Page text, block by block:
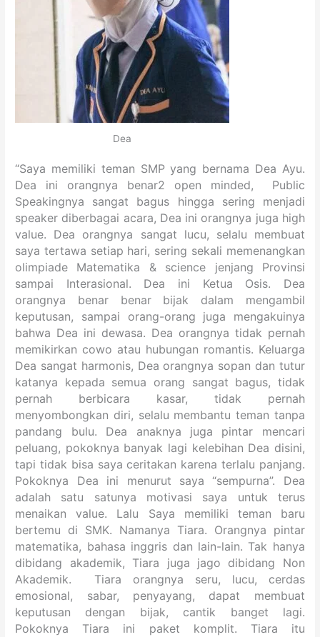
Dea
“Saya memiliki teman SMP yang bernama Dea Ayu.
Dea ini orangnya benar2 open minded, Public
Speakingnya sangat bagus hingga sering menjadi
speaker diberbagai acara, Dea ini orangnya juga high
value. Dea orangnya sangat lucu, selalu membuat
saya tertawa setiap hari, sering sekali memenangkan
olimpiade Matematika & science jenjang Provinsi
sampai Interasional. Dea ini Ketua Osis. Dea
orangnya benar benar bijak dalam mengambil
keputusan, sampai orang-orang juga mengakuinya
bahwa Dea ini dewasa. Dea orangnya tidak pernah
memikirkan cowo atau hubungan romantis. Keluarga
Dea sangat harmonis, Dea orangnya sopan dan tutur
katanya kepada semua orang sangat bagus, tidak
pernah berbicara kasar, tidak pernah
menyombongkan diri, selalu membantu teman tanpa
pandang bulu. Dea anaknya juga pintar mencari
peluang, pokoknya banyak lagi kelebihan Dea disini,
tapi tidak bisa saya ceritakan karena terlalu panjang.
Pokoknya Dea ini menurut saya “sempurna”. Dea
adalah satu satunya motivasi saya untuk terus
menaikan value. Lalu Saya memiliki teman baru
bertemu di SMK. Namanya Tiara. Orangnya pintar
matematika, bahasa inggris dan lain-lain. Tak hanya
dibidang akademik, Tiara juga jago dibidang Non
Akademik. Tiara orangnya seru, lucu, cerdas
emosional, sabar, penyayang, dapat membuat
keputusan dengan bijak, cantik banget lagi.
Pokoknya Tiara ini paket komplit. Tiara itu